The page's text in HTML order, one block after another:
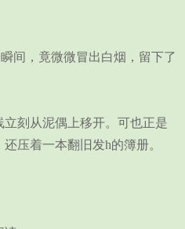
，竟微微冒出白烟，留下了
刻从泥偶上移开。可也正是
压着一本翻旧发h的簿册。